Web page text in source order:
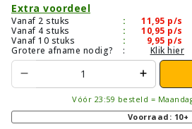
Extra voordeel
Vanaf 2 stuks : 11,95 p/s
Vanaf 4 stuks
: 10,95 p/s
Vanaf 10 stuks
: 9,95 p/s
Grotere afname nodig?
: Klik hier
Vóór 23:59 besteld =
Voorraad: 10+